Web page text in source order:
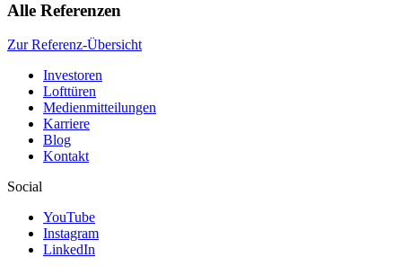
Alle Referenzen
Zur Referenz-Übersicht
Investoren
Lofttüren
Medienmitteilungen
Karriere
Blog
Kontakt
Social
YouTube
Instagram
LinkedIn